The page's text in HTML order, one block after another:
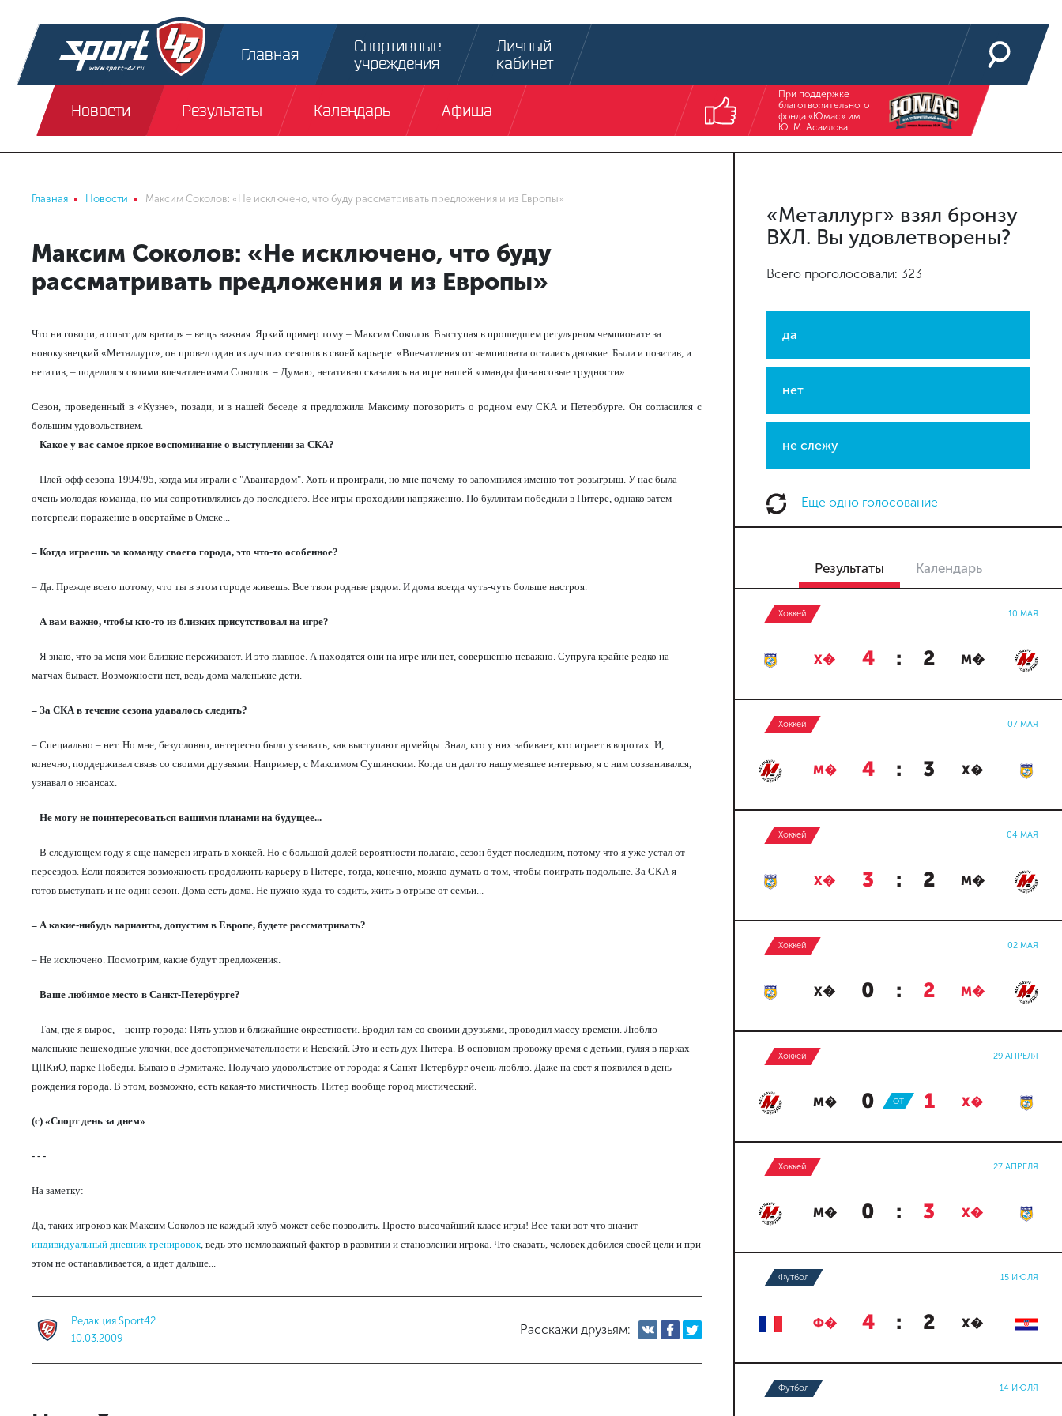
Главная
Спортивные
учреждения
Личный
кабинет
Новости Результаты Календарь Афиша
При поддержке
благотворительного
фонда «Юмас» им.
Ю. М. Асаилова
Главная Новости Максим Соколов: «Не исключено, что буду рассматривать предложения и из Европы»
Максим Соколов: «Не исключено, что буду
рассматривать предложения и из Европы»
Что ни говори, а опыт для вратаря – вещь важная. Яркий пример тому – Максим Соколов. Выступая в прошедшем регулярном чемпионате за
новокузнецкий «Металлург», он провел один из лучших сезонов в своей карьере. «Впечатления от чемпионата остались двоякие. Были и позитив, и
негатив, – поделился своими впечатлениями Соколов. – Думаю, негативно сказались на игре нашей команды финансовые трудности».
Сезон, проведенный в «Кузне», позади, и в нашей беседе я предложила Максиму поговорить о родном ему СКА и Петербурге. Он согласился с
большим удовольствием.
– Какое у вас самое яркое воспоминание о выступлении за СКА?
– Плей-офф сезона-1994/95, когда мы играли с "Авангардом". Хоть и проиграли, но мне почему-то запомнился именно тот розыгрыш. У нас была
очень молодая команда, но мы сопротивлялись до последнего. Все игры проходили напряженно. По буллитам победили в Питере, однако затем
потерпели поражение в овертайме в Омске...
– Когда играешь за команду своего города, это что-то особенное?
– Да. Прежде всего потому, что ты в этом городе живешь. Все твои родные рядом. И дома всегда чуть-чуть больше настроя.
– А вам важно, чтобы кто-то из близких присутствовал на игре?
– Я знаю, что за меня мои близкие переживают. И это главное. А находятся они на игре или нет, совершенно неважно. Супруга крайне редко на
матчах бывает. Возможности нет, ведь дома маленькие дети.
– За СКА в течение сезона удавалось следить?
– Специально – нет. Но мне, безусловно, интересно было узнавать, как выступают армейцы. Знал, кто у них забивает, кто играет в воротах. И,
конечно, поддерживал связь со своими друзьями. Например, с Максимом Сушинским. Когда он дал то нашумевшее интервью, я с ним созванивался,
узнавал о нюансах.
– Не могу не поинтересоваться вашими планами на будущее...
– В следующем году я еще намерен играть в хоккей. Но с большой долей вероятности полагаю, сезон будет последним, потому что я уже устал от
переездов. Если появится возможность продолжить карьеру в Питере, тогда, конечно, можно думать о том, чтобы поиграть подольше. За СКА я
готов выступать и не один сезон. Дома есть дома. Не нужно куда-то ездить, жить в отрыве от семьи...
– А какие-нибудь варианты, допустим в Европе, будете рассматривать?
– Не исключено. Посмотрим, какие будут предложения.
– Ваше любимое место в Санкт-Петербурге?
– Там, где я вырос, – центр города: Пять углов и ближайшие окрестности. Бродил там со своими друзьями, проводил массу времени. Люблю
маленькие пешеходные улочки, все достопримечательности и Невский. Это и есть дух Питера. В основном провожу время с детьми, гуляя в парках –
ЦПКиО, парке Победы. Бываю в Эрмитаже. Получаю удовольствие от города: я Санкт-Петербург очень люблю. Даже на свет я появился в день
рождения города. В этом, возможно, есть какая-то мистичность. Питер вообще город мистический.
(с) «Спорт день за днем»
- - -
На заметку:
Да, таких игроков как Максим Соколов не каждый клуб может себе позволить. Просто высочайший класс игры! Все-таки вот что значит
индивидуальный дневник тренировок, ведь это немловажный фактор в развитии и становлении игрока. Что сказать, человек добился своей цели и при
этом не останавливается, а идет дальше...
Редакция Sport42
10.03.2009
Расскажи друзьям:
«Металлург» взял бронзу
ВХЛ. Вы удовлетворены?
Всего проголосовали: 323
да
нет
не слежу
Еще одно голосование
Результаты Календарь
Хоккей 10 МАЯ
Х� 4 : 2 М�
Хоккей 07 МАЯ
М� 4 : 3 Х�
Хоккей 04 МАЯ
Х� 3 : 2 М�
Хоккей 02 МАЯ
Х� 0 : 2 М�
Хоккей 29 АПРЕЛЯ
М� 0 : 1 Х�
ОТ
Хоккей 27 АПРЕЛЯ
М� 0 : 3 Х�
Футбол 15 ИЮЛЯ
Ф� 4 : 2 Х�
Футбол 14 ИЮЛЯ